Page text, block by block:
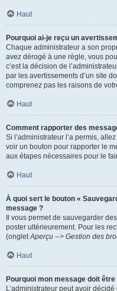
Haut
Pourquoi ai-je reçu un
Chaque administrateur a son
avez dérogé à une règle, vous
c’est la décision de
par les avertissements d’un site
comprenez pas les raisons de
Haut
Comment rapporter des
Si l’administrateur l’a permis,
voir un bouton pour rapporter le
aux étapes nécessaires pour le
Haut
À quoi sert le bouton «
message ?
Il vous permet de sauvegarder
poster ultérieurement. Pour les
(ongletAperçu --> Gestion des
Haut
Pourquoi mon message doit être
L’administrateur peut avoir